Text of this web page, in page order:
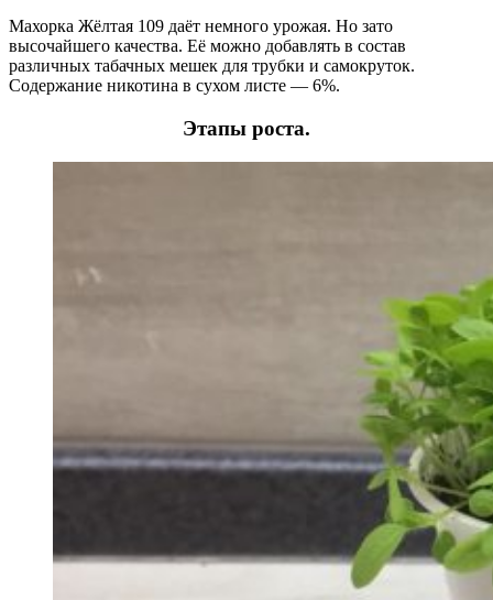
Махорка Жёлтая 109 даёт немного урожая. Но зато
высочайшего качества. Её можно добавлять в состав
различных табачных мешек для трубки и самокруток.
Содержание никотина в сухом листе — 6%.
Этапы роста.